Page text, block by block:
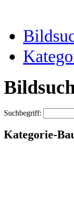
Suchbegriff:
Kategorie-